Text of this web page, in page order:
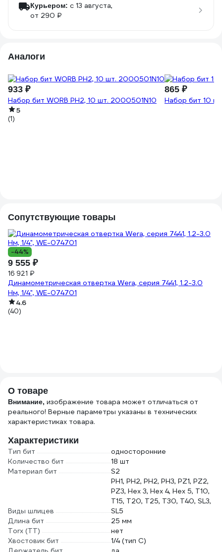
Курьером: c 13 августа,
от 290 ₽
Аналоги
933 ₽
Набор бит WORB PH2, 10 шт. 2000501N10
5
(1)
865 ₽
Набор бит 10
Сопутствующие товары
-44%
9 555 ₽
16 921 ₽
Динамометрическая отвертка Wera, серия 7441, 1.2-3.0
Нм, 1/4", WE-074701
4.6
(40)
О товаре
Внимание, изображение товара может отличаться от
реального! Верные параметры указаны в технических
характеристиках товара.
Характеристики
Тип бит
односторонние
Количество бит
18 шт
Материал бит
S2
Виды шлицев
PH1, PH2, PH2, PH3, PZ1, PZ2,
PZ3, Hex 3, Hex 4, Hex 5, T10,
T15, T20, T25, T30, T40, SL3,
SL5
Длина бит
25 мм
Torx (TT)
нет
Хвостовик бит
1/4 (тип С)